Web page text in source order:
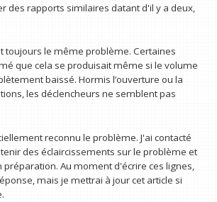
des rapports similaires datant d'il y a deux,
toujours le même problème. Certaines
que cela se produisait même si le volume
baissé. Hormis l’ouverture ou la
les déclencheurs ne semblent pas
reconnu le problème. J'ai contacté
des éclaircissements sur le problème et
préparation. Au moment d'écrire ces lignes,
mais je mettrai à jour cet article si